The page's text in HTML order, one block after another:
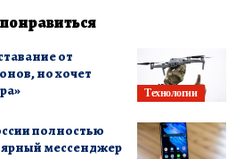
Технологии
от
но хочет
полностью
мессенджер